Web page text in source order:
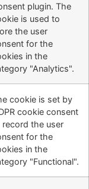
plugin. The
is used to
the user
for the
in the
"Analytics".
cookie is set by
cookie consent
record the user
for the
in the
"Functional".